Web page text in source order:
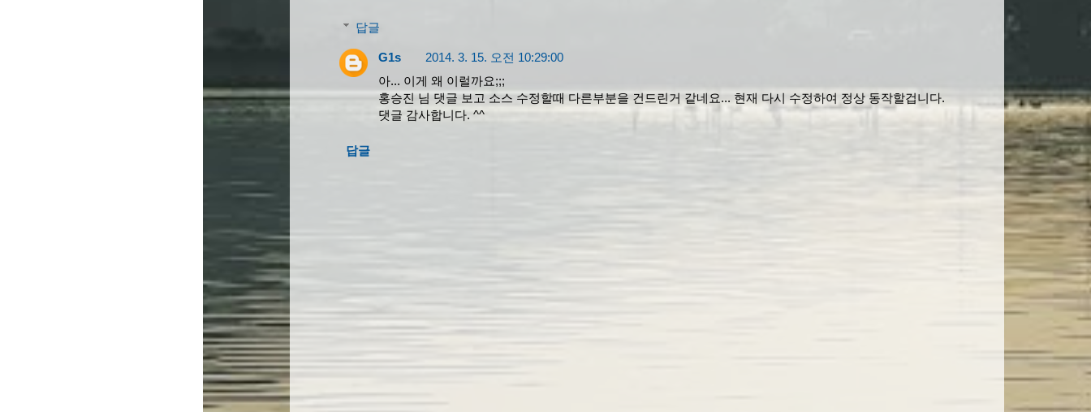
답글
G1s
2014. 3. 15. 오전 10:29:00
아... 이게 왜 이럴까요;;;
홍승진 님 댓글 보고 소스 수정할때 다른부분을 건드린거 같네요... 현재 다시 수정하여 정상 동작할겁니다.
댓글 감사합니다. ^^
답글